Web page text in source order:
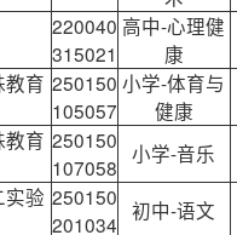
220040
315021
高中-心理健
康
教育 250150
105057
小学-体育与
健康
教育 250150
107058
小学-音乐
实验 250150
201034
初中-语文